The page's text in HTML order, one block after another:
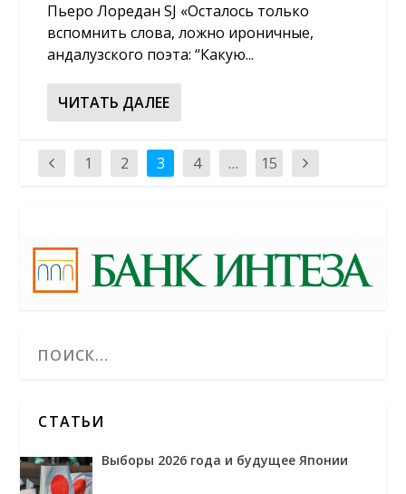
Пьеро Лоредан SJ «Осталось только
вспомнить слова, ложно ироничные,
андалузского поэта: “Какую...
ЧИТАТЬ ДАЛЕЕ
1 2 3 4 … 15
СТАТЬИ
Выборы 2026 года и будущее Японии